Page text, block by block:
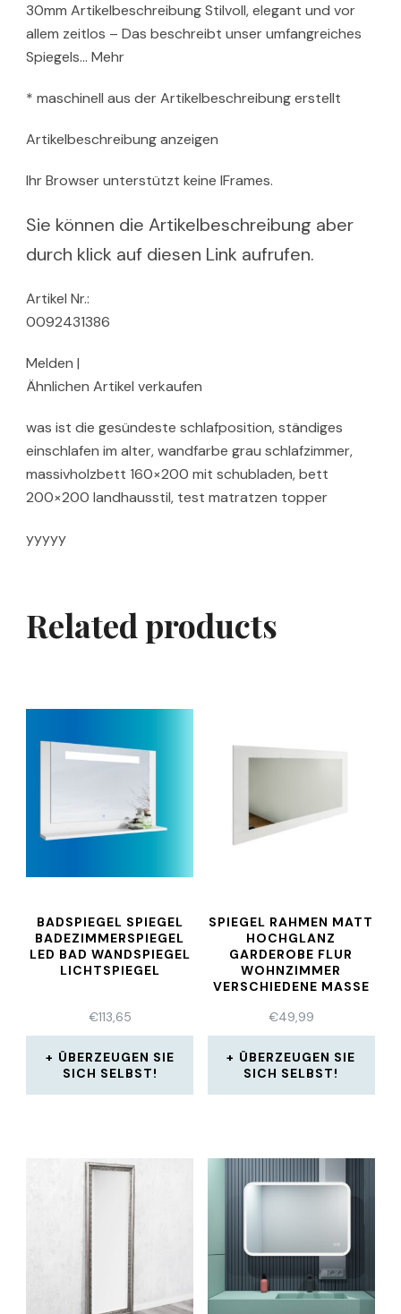
30mm Artikelbeschreibung Stilvoll, elegant und vor
allem zeitlos – Das beschreibt unser umfangreiches
Spiegels… Mehr
* maschinell aus der Artikelbeschreibung erstellt
Artikelbeschreibung anzeigen
Ihr Browser unterstützt keine IFrames.
Sie können die Artikelbeschreibung aber
durch klick auf diesen Link aufrufen.
Artikel Nr.:
0092431386
Melden |
Ähnlichen Artikel verkaufen
was ist die gesündeste schlafposition, ständiges
einschlafen im alter, wandfarbe grau schlafzimmer,
massivholzbett 160×200 mit schubladen, bett
200×200 landhausstil, test matratzen topper
yyyyy
Related products
BADSPIEGEL SPIEGEL
BADEZIMMERSPIEGEL
LED BAD WANDSPIEGEL
LICHTSPIEGEL
€113,65
ÜBERZEUGEN SIE
SICH SELBST!
SPIEGEL RAHMEN MATT
HOCHGLANZ
GARDEROBE FLUR
WOHNZIMMER
VERSCHIEDENE MASSE G
€49,99
ÜBERZEUGEN SIE
SICH SELBST!